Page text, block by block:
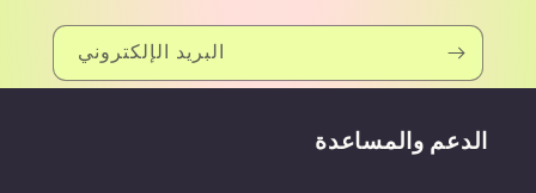
البريد الإلكتروني
الدعم والمساعدة